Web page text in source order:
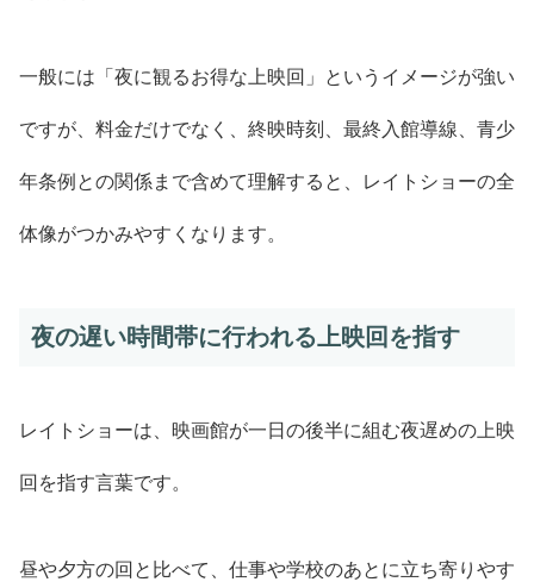
一般には「夜に観るお得な上映回」というイメージが強い
ですが、料金だけでなく、終映時刻、最終入館導線、青少
年条例との関係まで含めて理解すると、レイトショーの全
体像がつかみやすくなります。
夜の遅い時間帯に行われる上映回を指す
レイトショーは、映画館が一日の後半に組む夜遅めの上映
回を指す言葉です。
昼や夕方の回と比べて、仕事や学校のあとに立ち寄りやす